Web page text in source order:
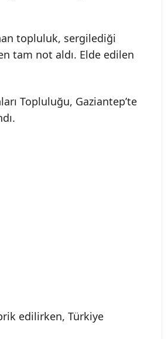
topluluk, sergilediği
tam not aldı. Elde edilen
Topluluğu, Gaziantep’te
edilirken, Türkiye